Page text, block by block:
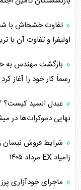
برنامه هفتم توسعه
کنوانسیون دریای
اوکراین بازوی مخرب
اهمیت راهبردی اردن
پیام، ظرفیت
همسویی عربستان با
تفاوت خشخاش با
اولیفرا و تفاوت آن
بازگشت مهندس به
رسماً کار خود را آغاز کرد
عبدل السید کیست؟ /
نهایی دموکرات‌ها در
شرایط فروش نیسان
زامیاد EX مرداد ۱۴۰۵
ماجرای خودآزاری